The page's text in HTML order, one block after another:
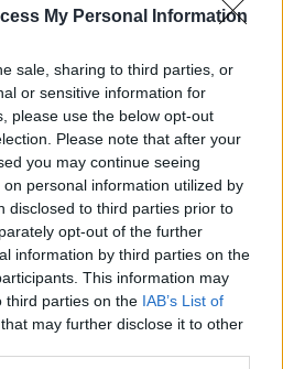
My Personal Information
sale, sharing to third parties, or
or sensitive information for
please use the below opt-out
Please note that after your
you may continue seeing
personal information utilized by
disclosed to third parties prior to
opt-out of the further
information by third parties on the
This information may
third parties on the IAB’s List of
that may further disclose it to other
ativas na memória e
os níveis de cortisol e
cognitivo.
Rodrigues ressalta que não há
digital provoque mudanças
A adaptação observada,
neuroplasticidade, processo
se reorganizam em
a capacidade de reflexão
marcado pela abundância de
ATP com
Luca Van Assche
on 07/08/2026
2026” decorreu entre os
de Ténis do Estoril, em
assinalando o regresso da
Tour” na categoria “ATP